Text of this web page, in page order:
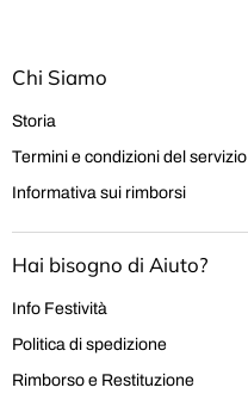
Chi Siamo
Storia
Termini e condizioni del servizio
Informativa sui rimborsi
Hai bisogno di Aiuto?
Info Festività
Politica di spedizione
Rimborso e Restituzione